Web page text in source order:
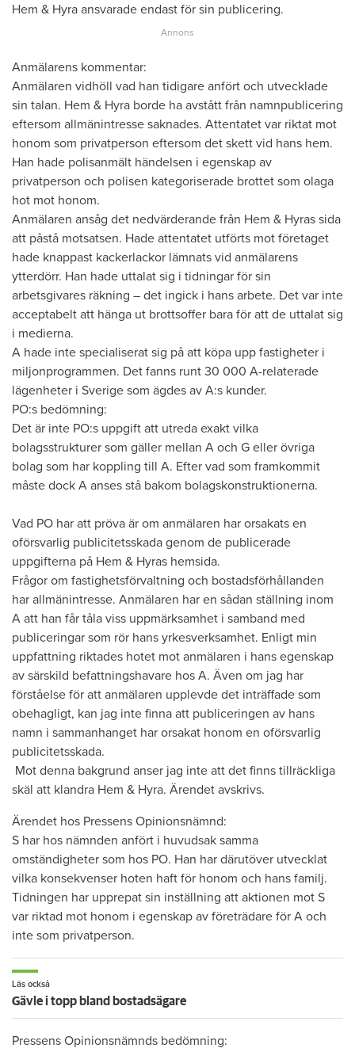
Hem & Hyra ansvarade endast för sin publicering.
Anmälarens kommentar:
Anmälaren vidhöll vad han tidigare anfört och utvecklade
sin talan. Hem & Hyra borde ha avstått från namnpublicering
eftersom allmänintresse saknades. Attentatet var riktat mot
honom som privatperson eftersom det skett vid hans hem.
Han hade polisanmält händelsen i egenskap av
privatperson och polisen kategoriserade brottet som olaga
hot mot honom.
Anmälaren ansåg det nedvärderande från Hem & Hyras sida
att påstå motsatsen. Hade attentatet utförts mot företaget
hade knappast kackerlackor lämnats vid anmälarens
ytterdörr. Han hade uttalat sig i tidningar för sin
arbetsgivares räkning – det ingick i hans arbete. Det var inte
acceptabelt att hänga ut brottsoffer bara för att de uttalat sig
i medierna.
A hade inte specialiserat sig på att köpa upp fastigheter i
miljonprogrammen. Det fanns runt 30 000 A-relaterade
lägenheter i Sverige som ägdes av A:s kunder.
PO:s bedömning:
Det är inte PO:s uppgift att utreda exakt vilka
bolagsstrukturer som gäller mellan A och G eller övriga
bolag som har koppling till A. Efter vad som framkommit
måste dock A anses stå bakom bolagskonstruktionerna.
Vad PO har att pröva är om anmälaren har orsakats en
oförsvarlig publicitetsskada genom de publicerade
uppgifterna på Hem & Hyras hemsida.
Frågor om fastighetsförvaltning och bostadsförhållanden
har allmänintresse. Anmälaren har en sådan ställning inom
A att han får tåla viss uppmärksamhet i samband med
publiceringar som rör hans yrkesverksamhet. Enligt min
uppfattning riktades hotet mot anmälaren i hans egenskap
av särskild befattningshavare hos A. Även om jag har
förståelse för att anmälaren upplevde det inträffade som
obehagligt, kan jag inte finna att publiceringen av hans
namn i sammanhanget har orsakat honom en oförsvarlig
publicitetsskada.
Mot denna bakgrund anser jag inte att det finns tillräckliga
skäl att klandra Hem & Hyra. Ärendet avskrivs.
Ärendet hos Pressens Opinionsnämnd:
S har hos nämnden anfört i huvudsak samma
omständigheter som hos PO. Han har därutöver utvecklat
vilka konsekvenser hoten haft för honom och hans familj.
Tidningen har upprepat sin inställning att aktionen mot S
var riktad mot honom i egenskap av företrädare för A och
inte som privatperson.
Läs också
Gävle i topp bland bostadsägare
Pressens Opinionsnämnds bedömning: